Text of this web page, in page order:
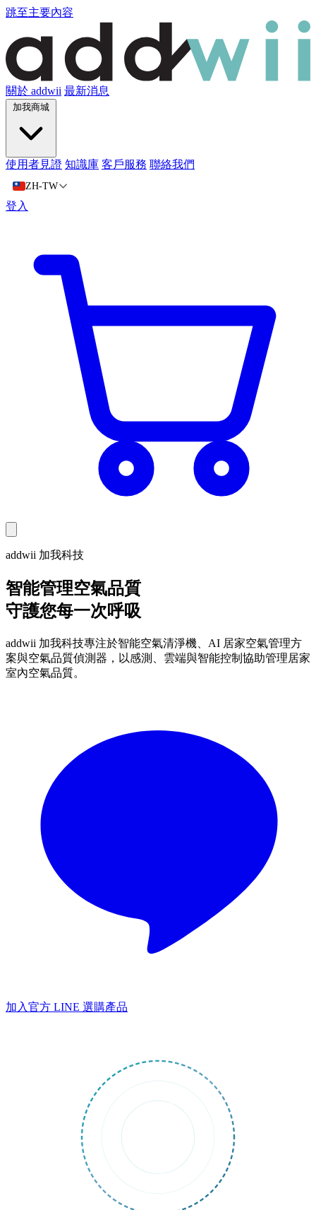
跳至主要內容
關於 addwii 最新消息
加我商城
使用者見證 知識庫 客戶服務 聯絡我們
ZH-TW
登入
addwii 加我科技
智能管理空氣品質
守護您每一次呼吸
addwii 加我科技專注於智能空氣清淨機、AI 居家空氣管理方
案與空氣品質偵測器，以感測、雲端與智能控制協助管理居家
室內空氣品質。
加入官方 LINE 選購產品